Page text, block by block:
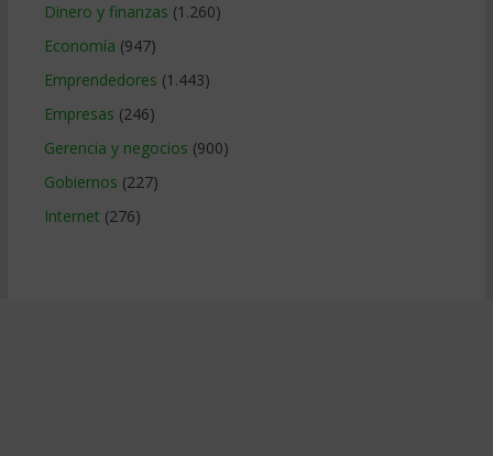
Dinero y finanzas (1.260)
Economía (947)
Emprendedores (1.443)
Empresas (246)
Gerencia y negocios (900)
Gobiernos (227)
Internet (276)